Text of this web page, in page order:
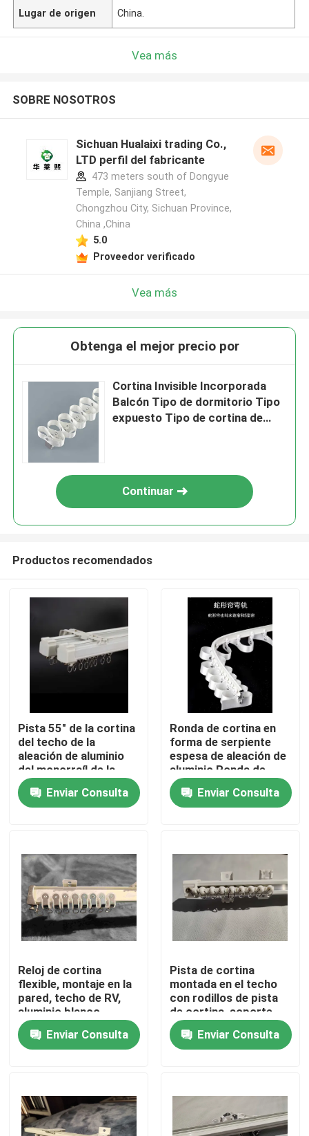
Hogar
Productos
Sobre nosotros
Viaje de la fábrica
Éntrenos en contacto con
Pida una cita
Ropa Infantil Primaria
Lugar de origen China.
Vea más
SOBRE NOSOTROS
Sichuan Hualaixi trading Co.,
LTD perfil del fabricante
473 meters south of Dongyue
Temple, Sanjiang Street,
Chongzhou City, Sichuan Province,
China ,China
5.0
Proveedor verificado
Vea más
Obtenga el mejor precio por
Cortina Invisible Incorporada
Balcón Tipo de dormitorio Tipo
expuesto Tipo de cortina de
Continuar
Productos recomendados
Pista 55" de la cortina
del techo de la
aleación de aluminio
del monorraíl de la
anchura 20m m
Enviar Consulta
Ronda de cortina en
forma de serpiente
espesa de aleación de
aluminio Ronda de
cortina deslizante
Enviar Consulta
Reloj de cortina
flexible, montaje en la
pared, techo de RV,
aluminio blanco
Enviar Consulta
Pista de cortina
montada en el techo
con rodillos de pista
de cortina, soporte
lateral soporte
superiorEnviar Consulta